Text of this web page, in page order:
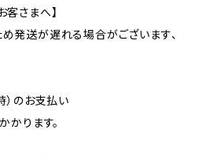
さまへ】
発送が遅れる場合がございます、
のお支払い
かります。